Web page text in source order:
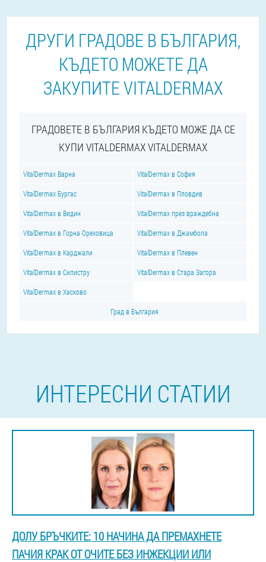
ДРУГИ ГРАДОВЕ В БЪЛГАРИЯ,
КЪДЕТО МОЖЕТЕ ДА
ЗАКУПИТЕ VITALDERMAX
ГРАДОВЕТЕ В БЪЛГАРИЯ КЪДЕТО МОЖЕ ДА СЕ
КУПИ VITALDERMAX VITALDERMAX
VitalDermax Варна VitalDermax в София
VitalDermax Бургас VitalDermax в Пловдив
VitalDermax в Видин VitalDermax през враждебна
VitalDermax в Горна Ореховица VitalDermax в Джамбола
VitalDermax в Карджали VitalDermax в Плевен
VitalDermax в Силистру VitalDermax в Стара Загора
VitalDermax в Хасково
Град в България
ИНТЕРЕСНИ СТАТИИ
ДОЛУ БРЪЧКИТЕ: 10 НАЧИНА ДА ПРЕМАХНЕТЕ
ПАЧИЯ КРАК ОТ ОЧИТЕ БЕЗ ИНЖЕКЦИИ ИЛИ